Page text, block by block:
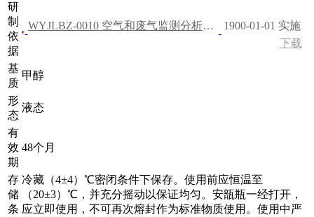
研
制
依
据
WYJLBZ-0010 空气和废气监测分析方法（第四版）
1900-01-01 实施
下载
基
质
甲醇
形
态
液态
有
效
期
48个月
存
储
条
冷藏（4±4）℃密闭条件下保存。使用前应恒温至
（20±3）℃，并充分摇动以保证均匀。安瓿瓶一经打开，
应立即使用，不可再次熔封作为标准物质使用。使用中严